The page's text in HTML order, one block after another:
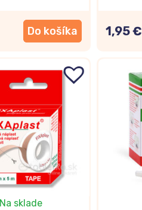
Do košíka 1,95 €
Na sklade